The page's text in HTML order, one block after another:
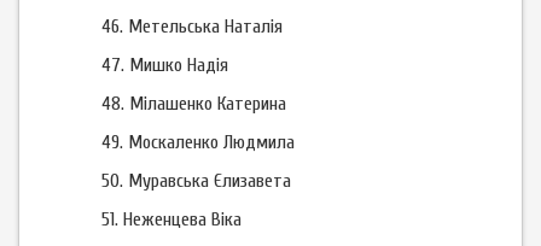
46. Метельська Наталія
47. Мишко Надія
48. Мілашенко Катерина
49. Москаленко Людмила
50. Муравська Єлизавета
51. Неженцева Віка